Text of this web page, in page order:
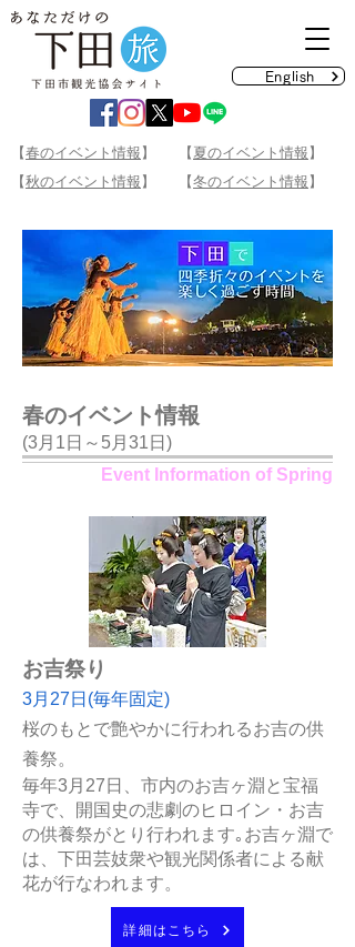
English
【春のイベント情報 】 【 夏のイベント情報 】
【秋のイベント情報 】 【冬のイベント情報 】
春のイベント情報
(3月1日～5月31日)
Event Information of Spring
お吉祭り
3月27日(毎年固定)
桜のもとで艶やかに行われるお吉の供
養祭。
毎年3月27日、市内のお吉ヶ淵と宝福
寺で、開国史の悲劇のヒロイン・お吉
の供養祭がとり行われます｡お吉ヶ淵で
は、下田芸妓衆や観光関係者による献
花が行なわれます。
詳細はこちら